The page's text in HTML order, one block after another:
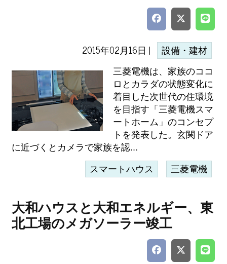
2015年02月16日 | 設備・建材
三菱電機は、家族のココ
ロとカラダの状態変化に
着目した次世代の住環境
を目指す「三菱電機スマ
ートホーム」のコンセプ
トを発表した。玄関ドア
に近づくとカメラで家族を認...
スマートハウス 三菱電機
大和ハウスと大和エネルギー、東
北工場のメガソーラー竣工